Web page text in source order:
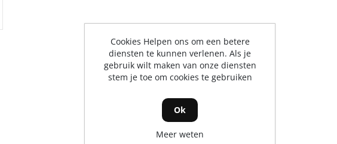
Cookies Helpen ons om een betere
diensten te kunnen verlenen. Als je
gebruik wilt maken van onze diensten
stem je toe om cookies te gebruiken
Ok
Meer weten